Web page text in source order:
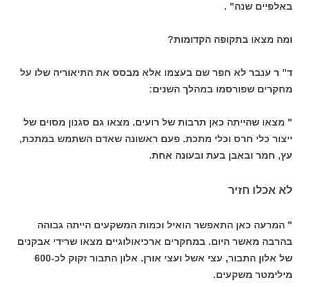
באלפיים שנה" .
ומה מצאו בתקופה הקדומות?
ד" ר ענבר לא חפר שם בעצמו אלא מבסס את התיאוריה שלו על
מחקרים שפורסמו במהלך השנים:
" מצאו שהייתה כאן תרבות של רועים. מצאו גם סגנון מסוים של
ייצור כלי חרס וכלי מתכת. פעם ראשונה שאדם השתמש במתכת,
עץ, חמר ובאבן בעת ובעונה אחת.
לא אכלו חזיר
" המרעה כאן התאפשר הואיל וכמות המשקעים הייתה גבוהה
בהרבה מאשר היום. במחקרים ארכיאולוגיים מצאו שרידי אבקנים
של אלון התבור, עצי אשל ועצי אורן. אלון התבור זקוק לכ-600
מילימטר משקעים.